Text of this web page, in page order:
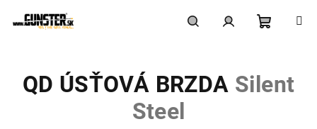
košík
QD ÚSŤOVÁ BRZDA Silent
Steel